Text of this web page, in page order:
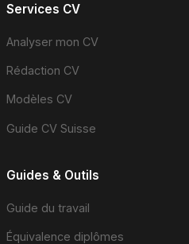
Services CV
Analyser mon CV
Rédaction CV
Modèles CV
Guide CV Suisse
Guides & Outils
Guide du travail
Équivalence diplômes